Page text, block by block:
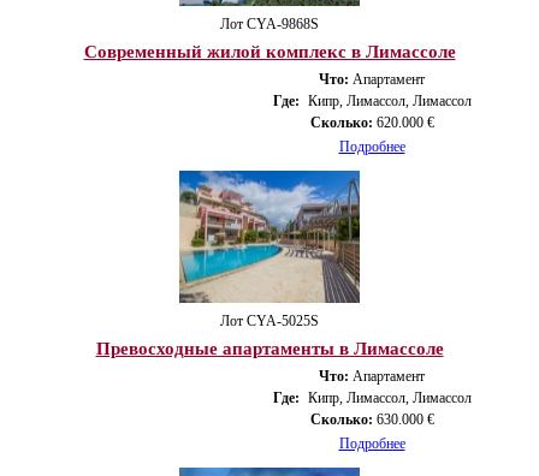
Лот CYA-9868S
Современный жилой комплекс в Лимассоле
Что: Апартамент
Где: Кипр, Лимассол, Лимассол
Сколько: 620.000 €
Подробнее
Лот CYA-5025S
Превосходные апартаменты в Лимассоле
Что: Апартамент
Где: Кипр, Лимассол, Лимассол
Сколько: 630.000 €
Подробнее